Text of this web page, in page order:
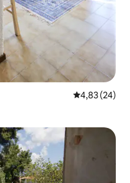
4,83 av 5 i
4,83 (24)